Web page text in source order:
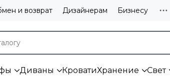
и возврат Дизайнерам Бизнесу
Диваны КроватиХранение Свет